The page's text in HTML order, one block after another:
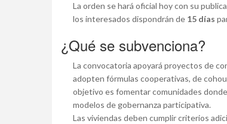
La orden se hará oficial hoy con su
los interesados dispondrán de 15 días
¿Qué se subvenciona?
La convocatoria apoyará proyectos de
adopten fórmulas cooperativas, de
objetivo es fomentar comunidades
modelos de gobernanza participativa.
Las viviendas deben cumplir criterios